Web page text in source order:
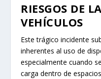
RIESGOS DE
VEHÍCULOS
Este trágico incidente
inherentes al uso de
especialmente cuando
carga dentro de